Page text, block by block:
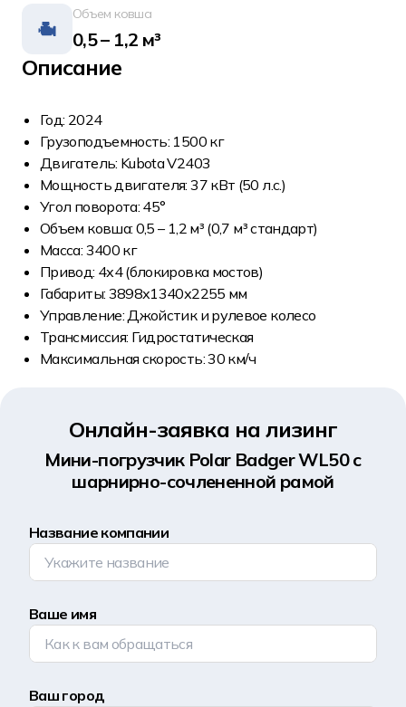
Объем ковша
0,5 – 1,2 м³
Описание
Год: 2024
Грузоподъемность: 1500 кг
Двигатель: Kubota V2403
Мощность двигателя: 37 кВт (50 л.с.)
Угол поворота: 45°
Объем ковша: 0,5 – 1,2 м³ (0,7 м³ стандарт)
Масса: 3400 кг
Привод: 4х4 (блокировка мостов)
Габариты: 3898х1340х2255 мм
Управление: Джойстик и рулевое колесо
Трансмиссия: Гидростатическая
Максимальная скорость: 30 км/ч
Онлайн-заявка на лизинг
Мини-погрузчик Polar Badger WL50 с
шарнирно-сочлененной рамой
Название компании
Ваше имя
Ваш город